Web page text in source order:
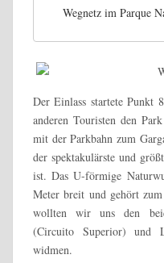
Wegnetz im Parque
Der Einlass startete Punkt
anderen Touristen den
mit der Parkbahn zum
der spektakulärste und
ist. Das U-förmige
Meter breit und gehört
wollten wir uns den
(Circuito Superior) und
widmen.